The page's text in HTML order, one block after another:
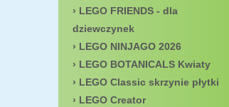
LEGO FRIENDS - dla
dziewczynek
LEGO NINJAGO 2026
LEGO BOTANICALS Kwiaty
LEGO Classic skrzynie płytki
LEGO Creator